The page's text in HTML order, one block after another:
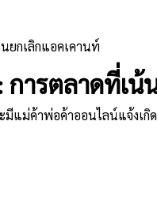
ยกเลิกแอคเคานท์
ารตลาดที่เน้
แม่ค้าพ่อค้าออนไลน์แจ้งเ